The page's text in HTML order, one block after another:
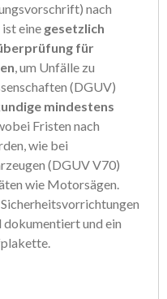
nach
ist eine gesetzlich
für
, um Unfälle zu
(DGUV)
mindestens
Fristen nach
wie bei
(DGUV V70)
wie Motorsägen.
und ein